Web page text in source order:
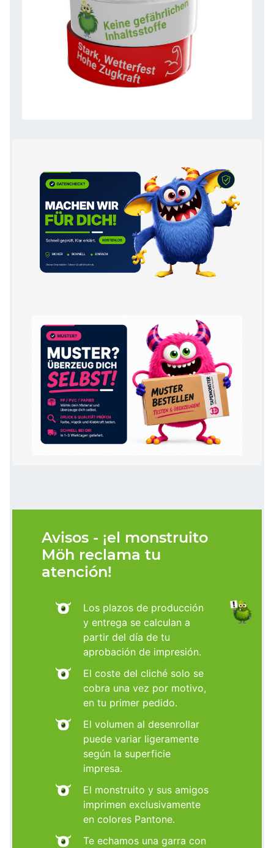
Avisos - ¡el monstruito
Möh reclama tu
atención!
Los plazos de producción
y entrega se calculan a
partir del día de tu
aprobación de impresión.
El coste del cliché solo se
cobra una vez por motivo,
en tu primer pedido.
El volumen al desenrollar
puede variar ligeramente
según la superficie
impresa.
El monstruito y sus amigos
imprimen exclusivamente
en colores Pantone.
Te echamos una garra con